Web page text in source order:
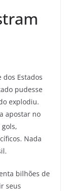
dos Estados
pudesse
explodiu.
apostar no
Nada
bilhões de
seus